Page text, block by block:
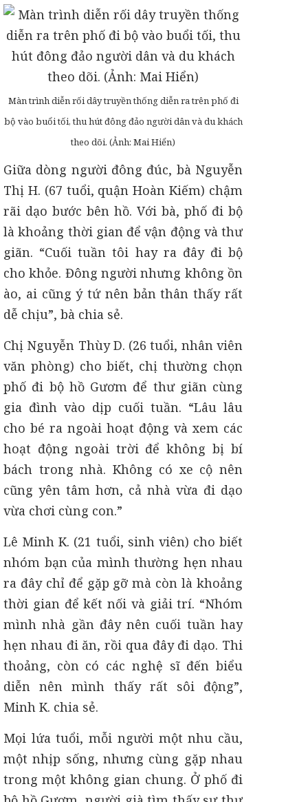
Màn trình diễn rối dây truyền thống diễn ra trên phố đi
bộ vào buổi tối, thu hút đông đảo người dân và du khách
theo dõi. (Ảnh: Mai Hiển)
Giữa dòng người đông đúc, bà Nguyễn
Thị H. (67 tuổi, quận Hoàn Kiếm) chậm
rãi dạo bước bên hồ. Với bà, phố đi bộ
là khoảng thời gian để vận động và thư
giãn. “Cuối tuần tôi hay ra đây đi bộ
cho khỏe. Đông người nhưng không ồn
ào, ai cũng ý tứ nên bản thân thấy rất
dễ chịu”, bà chia sẻ.
Chị Nguyễn Thùy D. (26 tuổi, nhân viên
văn phòng) cho biết, chị thường chọn
phố đi bộ hồ Gươm để thư giãn cùng
gia đình vào dịp cuối tuần. “Lâu lâu
cho bé ra ngoài hoạt động và xem các
hoạt động ngoài trời để không bị bí
bách trong nhà. Không có xe cộ nên
cũng yên tâm hơn, cả nhà vừa đi dạo
vừa chơi cùng con.”
Lê Minh K. (21 tuổi, sinh viên) cho biết
nhóm bạn của mình thường hẹn nhau
ra đây chỉ để gặp gỡ mà còn là khoảng
thời gian để kết nối và giải trí. “Nhóm
mình nhà gần đây nên cuối tuần hay
hẹn nhau đi ăn, rồi qua đây đi dạo. Thi
thoảng, còn có các nghệ sĩ đến biểu
diễn nên mình thấy rất sôi động”,
Minh K. chia sẻ.
Mọi lứa tuổi, mỗi người một nhu cầu,
một nhịp sống, nhưng cùng gặp nhau
trong một không gian chung. Ở phố đi